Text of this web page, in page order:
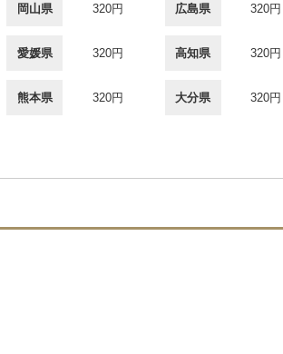
岡山県 320円 広島県 320円
愛媛県 320円 高知県 320円
熊本県 320円 大分県 320円